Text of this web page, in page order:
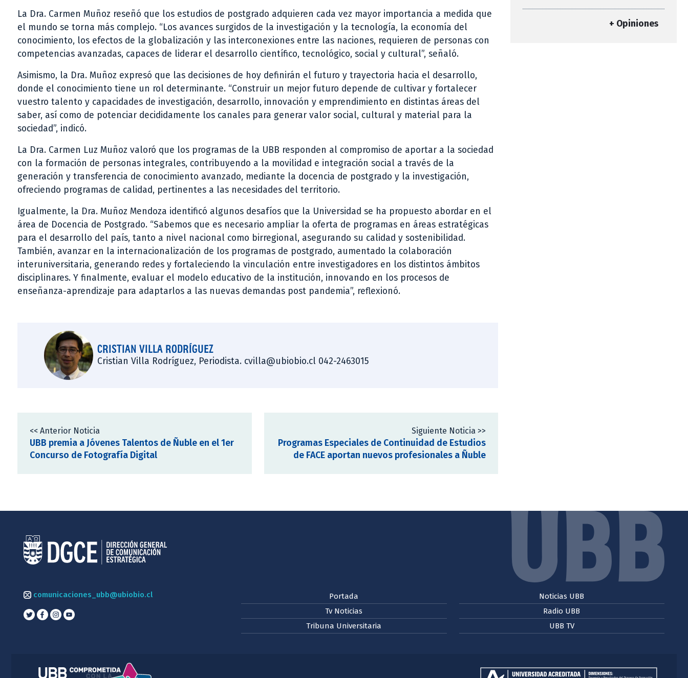
La Dra. Carmen Muñoz reseñó que los estudios de postgrado adquieren cada vez mayor importancia a medida que
el mundo se torna más complejo. “Los avances surgidos de la investigación y la tecnología, la economía del
conocimiento, los efectos de la globalización y las interconexiones entre las naciones, requieren de personas con
competencias avanzadas, capaces de liderar el desarrollo científico, tecnológico, social y cultural”, señaló.
Asimismo, la Dra. Muñoz expresó que las decisiones de hoy definirán el futuro y trayectoria hacia el desarrollo,
donde el conocimiento tiene un rol determinante. “Construir un mejor futuro depende de cultivar y fortalecer
vuestro talento y capacidades de investigación, desarrollo, innovación y emprendimiento en distintas áreas del
saber, así como de potenciar decididamente los canales para generar valor social, cultural y material para la
sociedad”, indicó.
La Dra. Carmen Luz Muñoz valoró que los programas de la UBB responden al compromiso de aportar a la sociedad
con la formación de personas integrales, contribuyendo a la movilidad e integración social a través de la
generación y transferencia de conocimiento avanzado, mediante la docencia de postgrado y la investigación,
ofreciendo programas de calidad, pertinentes a las necesidades del territorio.
Igualmente, la Dra. Muñoz Mendoza identificó algunos desafíos que la Universidad se ha propuesto abordar en el
área de Docencia de Postgrado. “Sabemos que es necesario ampliar la oferta de programas en áreas estratégicas
para el desarrollo del país, tanto a nivel nacional como birregional, asegurando su calidad y sostenibilidad.
También, avanzar en la internacionalización de los programas de postgrado, aumentado la colaboración
interuniversitaria, generando redes y fortaleciendo la vinculación entre investigadores en los distintos ámbitos
disciplinares. Y finalmente, evaluar el modelo educativo de la institución, innovando en los procesos de
enseñanza-aprendizaje para adaptarlos a las nuevas demandas post pandemia”, reflexionó.
CRISTIAN VILLA RODRÍGUEZ
Cristian Villa Rodríguez, Periodista. cvilla@ubiobio.cl 042-2463015
<< Anterior Noticia
UBB premia a Jóvenes Talentos de Ñuble en el 1er
Concurso de Fotografía Digital
Siguiente Noticia >>
Programas Especiales de Continuidad de Estudios
de FACE aportan nuevos profesionales a Ñuble
+ Opiniones
comunicaciones_ubb@ubiobio.cl
Portada
Tv Noticias
Tribuna Universitaria
Noticias UBB
Radio UBB
UBB TV